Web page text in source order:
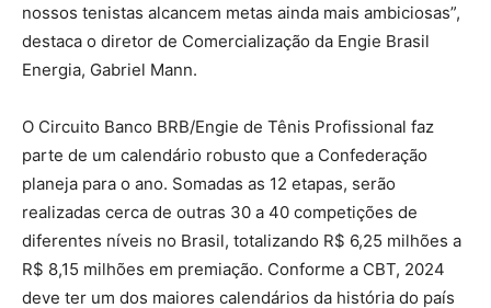
nossos tenistas alcancem metas ainda mais ambiciosas”,
destaca o diretor de Comercialização da Engie Brasil
Energia, Gabriel Mann.
O Circuito Banco BRB/Engie de Tênis Profissional faz
parte de um calendário robusto que a Confederação
planeja para o ano. Somadas as 12 etapas, serão
realizadas cerca de outras 30 a 40 competições de
diferentes níveis no Brasil, totalizando R$ 6,25 milhões a
R$ 8,15 milhões em premiação. Conforme a CBT, 2024
deve ter um dos maiores calendários da história do país